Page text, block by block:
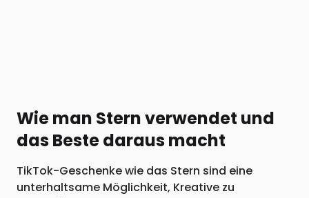
Wie man Stern verwendet und
das Beste daraus macht
TikTok-Geschenke wie das Stern sind eine
unterhaltsame Möglichkeit, Kreative zu